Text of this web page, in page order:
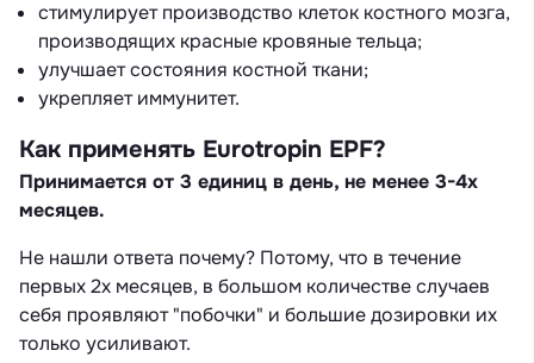
стимулирует производство клеток костного мозга,
производящих красные кровяные тельца;
улучшает состояния костной ткани;
укрепляет иммунитет.
Как применять Eurotropin EPF?
Принимается от 3 единиц в день, не менее 3-4х
месяцев.
Не нашли ответа почему? Потому, что в течение
первых 2х месяцев, в большом количестве случаев
себя проявляют "побочки" и большие дозировки их
только усиливают.